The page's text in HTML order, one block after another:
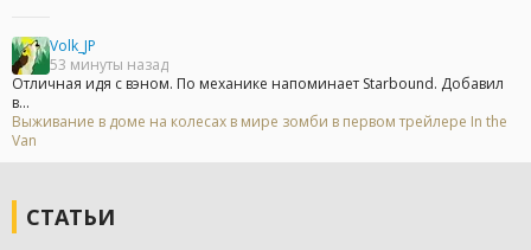
Volk_JP
53 минуты назад
Отличная идя с вэном. По механике напоминает Starbound. Добавил
в...
Выживание в доме на колесах в мире зомби в первом трейлере In the
Van
СТАТЬИ